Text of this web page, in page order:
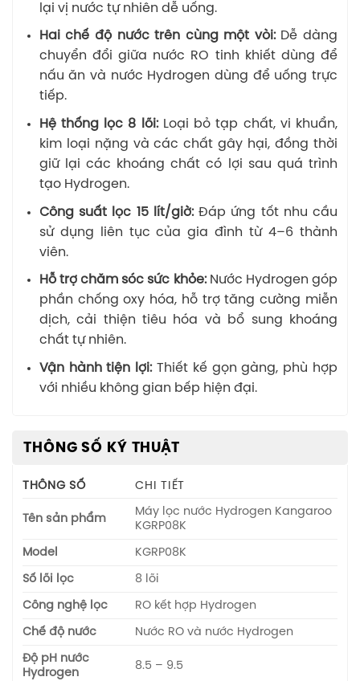
lại vị nước tự nhiên dễ uống.
Hai chế độ nước trên cùng một vòi:Dễ dàng
chuyển đổi giữa nước RO tinh khiết dùng để
nấu ăn và nước Hydrogen dùng để uống trực
tiếp.
Hệ thống lọc 8 lõi:Loại bỏ tạp chất, vi khuẩn,
kim loại nặng và các chất gây hại, đồng thời
giữ lại các khoáng chất có lợi sau quá trình
tạo Hydrogen.
Công suất lọc 15 lít/giờ:Đáp ứng tốt nhu cầu
sử dụng liên tục của gia đình từ 4–6 thành
viên.
Hỗ trợ chăm sóc sức khỏe:Nước Hydrogen góp
phần chống oxy hóa, hỗ trợ tăng cường miễn
dịch, cải thiện tiêu hóa và bổ sung khoáng
chất tự nhiên.
Vận hành tiện lợi:Thiết kế gọn gàng, phù hợp
với nhiều không gian bếp hiện đại.
THÔNG SỐ KỸ THUẬT
THÔNG SỐ CHI TIẾT
Tên sản phẩm
Máy lọc nước Hydrogen Kangaroo
KGRP08K
Model KGRP08K
Số lõi lọc 8 lõi
Công nghệ lọc RO kết hợp Hydrogen
Chế độ nước Nước RO và nước Hydrogen
Độ pH nước
Hydrogen
8.5 – 9.5